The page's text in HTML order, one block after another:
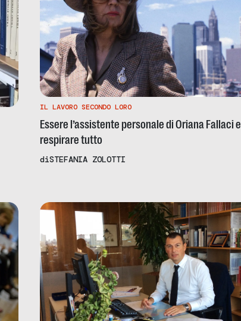
IL LAVORO SECONDO LORO
Essere l’assistente personale di Oriana Fallaci e
respirare tutto
diSTEFANIA ZOLOTTI